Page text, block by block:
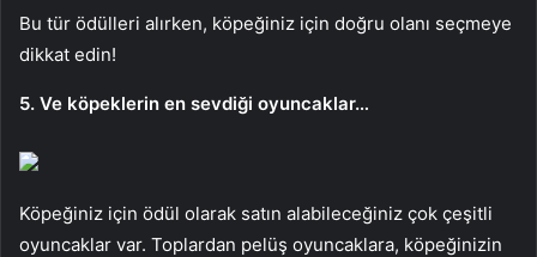
Bu tür ödülleri alırken, köpeğiniz için doğru olanı seçmeye
dikkat edin!
5. Ve köpeklerin en sevdiği oyuncaklar…
Köpeğiniz için ödül olarak satın alabileceğiniz çok çeşitli
oyuncaklar var. Toplardan pelüş oyuncaklara, köpeğinizin